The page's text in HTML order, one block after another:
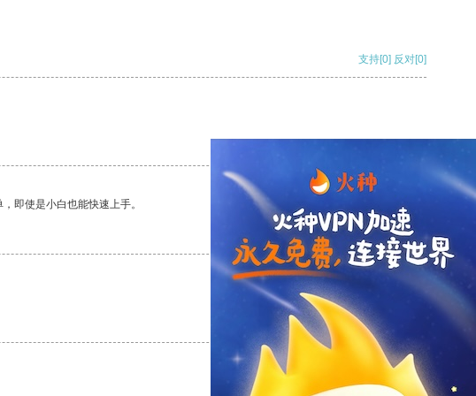
支持[0] 反对[0]
即使是小白也能快速上手。
支持 [0] 反对 [0]
支持